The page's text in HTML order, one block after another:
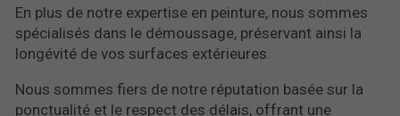
En plus de notre expertise en peinture, nous sommes
spécialisés dans le démoussage, préservant ainsi la
longévité de vos surfaces extérieures.
Nous sommes fiers de notre réputation basée sur la
ponctualité et le respect des délais, offrant une